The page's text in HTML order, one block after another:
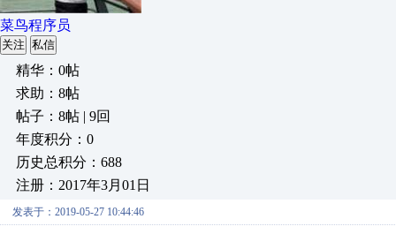
菜鸟程序员
关注 私信
精华：0帖
求助：8帖
帖子：8帖 | 9回
年度积分：0
历史总积分：688
注册：2017年3月01日
发表于：2019-05-27 10:44:46